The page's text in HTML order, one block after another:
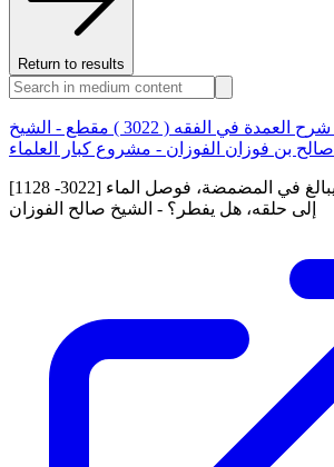
Return to results
سؤال وجواب من شرح العمدة في الفقه ( 3022 ) مقطع - الشيخ
صالح بن فوزان الفوزان - مشروع كبار العلماء
[1128 -3022] من تمضمض ولم يبالغ في المضمضة، فوصل الماء
إلى حلقه، هل يفطر؟ - الشيخ صالح الفوزان